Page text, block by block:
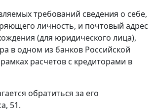
требований сведения о себе,
личность, и почтовый адрес
(для юридического лица),
в одном из банков Российской
расчетов с кредиторами в
обратиться за его
51.